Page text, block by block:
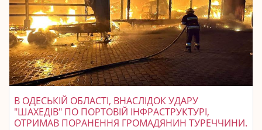
В ОДЕСЬКІЙ ОБЛАСТІ, ВНАСЛІДОК УДАРУ
"ШАХЕДІВ" ПО ПОРТОВІЙ ІНФРАСТРУКТУРІ,
ОТРИМАВ ПОРАНЕННЯ ГРОМАДЯНИН ТУРЕЧЧИНИ.